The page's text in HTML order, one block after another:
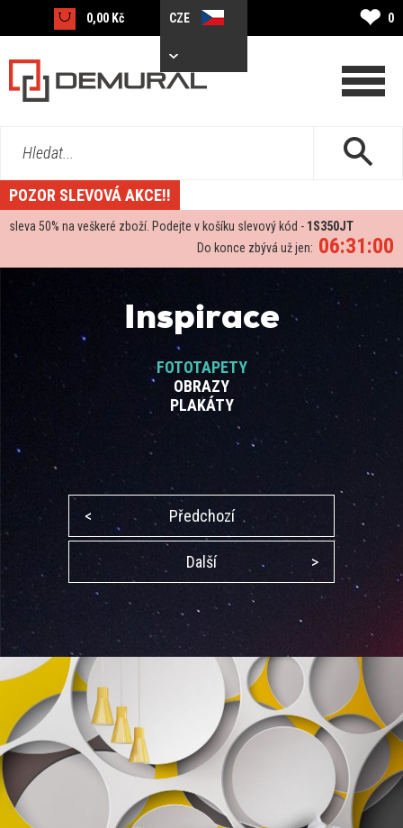
0,00 Kč CZE ❤ 0
Hledat...
POZOR SLEVOVÁ AKCE!!
sleva 50% na veškeré zboží. Podejte v košíku slevový kód - 1S350JT
06:31:00
Do konce zbývá už jen:
Inspirace
FOTOTAPETY
OBRAZY
PLAKÁTY
< Předchozí
Další >